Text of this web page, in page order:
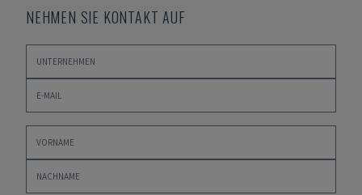
NEHMEN SIE KONTAKT AUF